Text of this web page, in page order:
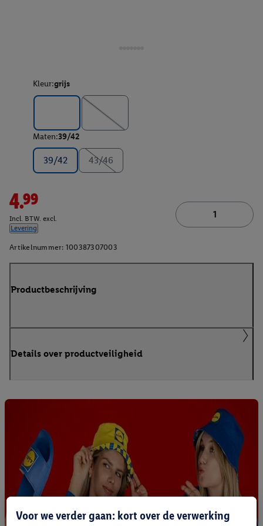
Kleur:grijs
Maten:39/42
39/42 43/46
4.99
Incl. BTW. excl.
Levering
Artikelnummer: 100387307003
Productbeschrijving
Details over productveiligheid
Voor we verder gaan: kort over de verwerking